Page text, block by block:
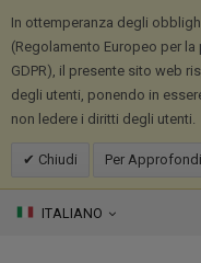
In ottemperanza degli
(Regolamento Europeo per
GDPR), il presente sito web
degli utenti, ponendo in
non ledere i diritti degli utenti.
Chiudi Per
ITALIANO